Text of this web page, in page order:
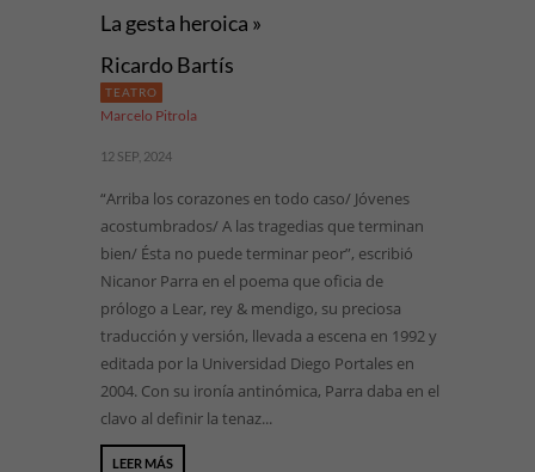
La gesta heroica »
Ricardo Bartís
TEATRO
Marcelo Pitrola
12 SEP, 2024
“Arriba los corazones en todo caso/ Jóvenes
acostumbrados/ A las tragedias que terminan
bien/ Ésta no puede terminar peor”, escribió
Nicanor Parra en el poema que oficia de
prólogo a Lear, rey & mendigo, su preciosa
traducción y versión, llevada a escena en 1992 y
editada por la Universidad Diego Portales en
2004. Con su ironía antinómica, Parra daba en el
clavo al definir la tenaz...
LEER MÁS